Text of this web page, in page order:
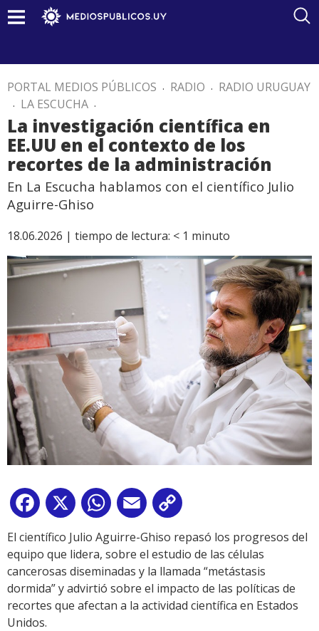
PORTAL MEDIOS PÚBLICOS . RADIO . RADIO URUGUAY
. LA ESCUCHA .
La investigación científica en
EE.UU en el contexto de los
recortes de la administración
En La Escucha hablamos con el científico Julio
Aguirre-Ghiso
18.06.2026 | tiempo de lectura: < 1 minuto
Facebook
X WhatsApp
Email
Link
El científico Julio Aguirre-Ghiso repasó los progresos del
equipo que lidera, sobre el estudio de las células
cancerosas diseminadas y la llamada “metástasis
dormida” y advirtió sobre el impacto de las políticas de
recortes que afectan a la actividad científica en Estados
Unidos.